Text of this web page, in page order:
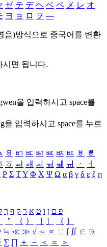
ゼ テ デ ヘ ベ ペ メ レ オ
ヨ ョ ロ ヲ ―
음)방식으로 중국어를 변환
시면 됩니다.
을 입력하시고 space를
을 입력하시고 space를 누르
ㅱ ㅲ ㅳ ㅴ ㅵ ㅶ ㅷ ㅸ
ㅹ
ㆆ ㆇ ㆈ ㆉ ㆊ ㆋ ㆌ ㆍ
ㆎ
Ρ Σ ΤΥ Φ Χ Ψ Ω α β γ δ ε ζ η
פ ם ן ו ט א ר ק ף ך
＂ （ ） ［ ］ ｛ ｝
≒ ≪ ≫ √ ∽ ∝ ∵ ∫ ∬ ∈ ∋
∑ ∏ ＋ － ＜ ＝
＞